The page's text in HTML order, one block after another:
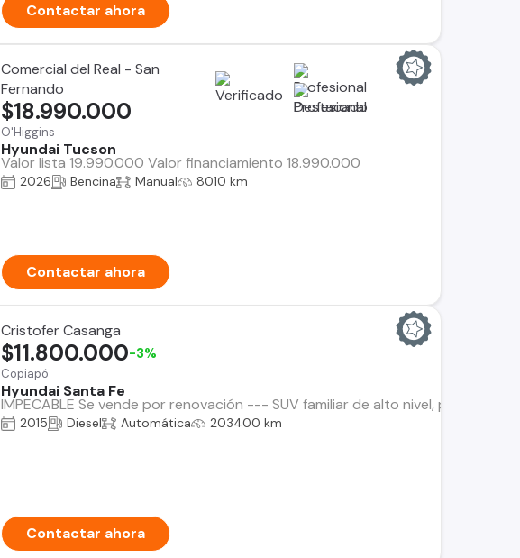
Contactar ahora
Comercial del Real - San
Fernando
O'Higgins
Hyundai Tucson
Valor lista 19.990.000 Valor financiamiento 18.990.000
$18.990.000
2026 Bencina Manual 8010 km
Contactar ahora
Cristofer Casanga
Copiapó
Hyundai Santa Fe
IMPECABLE Se vende por renovación --- SUV familiar de alto nivel, potente,
$11.800.000-3%
2015 Diesel Automática 203400 km
Contactar ahora